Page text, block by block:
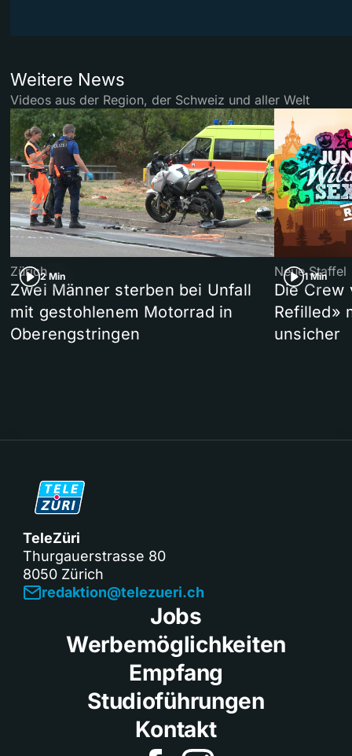
Weitere News
Videos aus der Region, der Schweiz und aller Welt
2 Min
Zürich
Zwei Männer sterben bei Unfall
mit gestohlenem Motorrad in
Oberengstringen
1 Min
Neue Staffel
Die Crew
Refilled»
unsicher
TeleZüri
Thurgauerstrasse 80
8050 Zürich
redaktion@telezueri.ch
Jobs
Werbemöglichkeiten
Empfang
Studioführungen
Kontakt